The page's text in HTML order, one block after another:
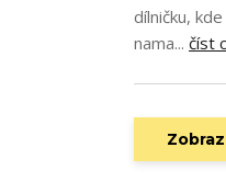
dílničku,
nama... číst